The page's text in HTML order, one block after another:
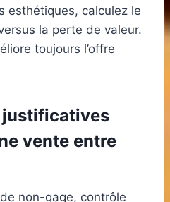
esthétiques, calculez le
la perte de valeur.
toujours l’offre
justificatives
vente entre
non-gage, contrôle